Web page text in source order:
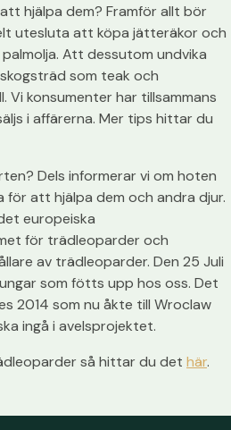
hjälpa dem? Framför allt bör
utesluta att köpa jätteräkor och
Att dessutom undvika
som teak och
Vi konsumenter har tillsammans
i affärerna. Mer tips hittar du
Dels informerar vi om hoten
för att hjälpa dem och andra djur.
europeiska
för trädleoparder och
av trädleoparder. Den 25 Juli
som fötts upp hos oss. Det
2014 som nu åkte till Wroclaw
ingå i avelsprojektet.
så hittar du det här.